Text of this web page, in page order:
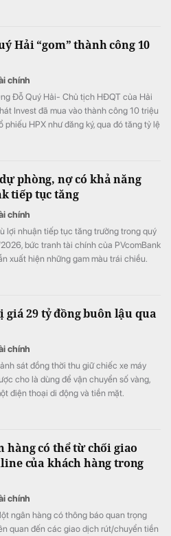
Hải “gom” thành công 10
chính
Đỗ Quý Hải- Chủ tịch HĐQT của Hải
Invest đã mua vào thành công 10 triệu
phiếu HPX như đăng ký, qua đó tăng tỷ lệ
phòng, nợ có khả năng
tiếp tục tăng
chính
lợi nhuận tiếp tục tăng trưởng trong quý
2026, bức tranh tài chính của PVcomBank
xuất hiện những gam màu trái chiều.
khả năng mất vốn (nợ nhóm 5) tiếp tục
gần 20%, lên sát 3.900 tỷ đồng.
29 tỷ đồng buôn lậu qua
chính
sát đồng thời thu giữ chiếc xe máy
cho là dùng để vận chuyển số vàng,
điện thoại di động và tiền mặt.
hàng có thể từ chối giao
của khách hàng trong
chính
ngân hàng có thông báo quan trọng
quan đến các giao dịch rút/chuyển tiền